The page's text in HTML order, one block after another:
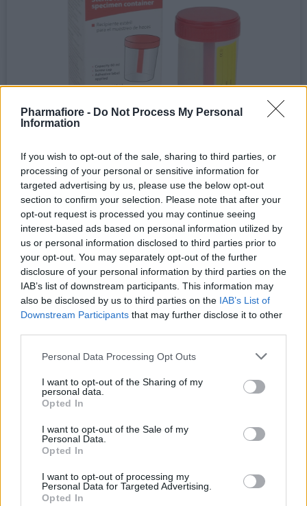
Pharmafiore - Do Not Process My Personal
Information
If you wish to opt-out of the sale, sharing to third parties, or
processing of your personal or sensitive information for
targeted advertising by us, please use the below opt-out
section to confirm your selection. Please note that after your
opt-out request is processed you may continue seeing
interest-based ads based on personal information utilized by
us or personal information disclosed to third parties prior to
your opt-out. You may separately opt-out of the further
disclosure of your personal information by third parties on the
IAB’s list of downstream participants. This information may
also be disclosed by us to third parties on the IAB’s List of
Downstream Participants that may further disclose it to other
Please note that this website/app uses one or more Google
not limited to your visit or usage behaviour. You may click to
grant or deny consent to Google and its third-party tags to
use your data for below specified purposes in below Google
consent section.
Personal Data Processing Opt Outs
I want to opt-out of the Sharing of my
personal data.
Opted In
I want to opt-out of the Sale of my
Personal Data.
Opted In
I want to opt-out of processing my
Personal Data for Targeted Advertising.
Opted In
Contenitori urine, feci e rifiuti sanitari > Contenitori urine e
feci
Contenitore feci da 60 ml - PHARMAFIORE
Contenitore sterile confezionato singolarmente con
etichetta satinata e tappo a vite, in scatola...
0,35 € (iva esclusa)
( 1 recensione )
anteprima
VISUALIZZA